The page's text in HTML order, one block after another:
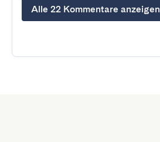
Alle 22 Kommentare anzeigen